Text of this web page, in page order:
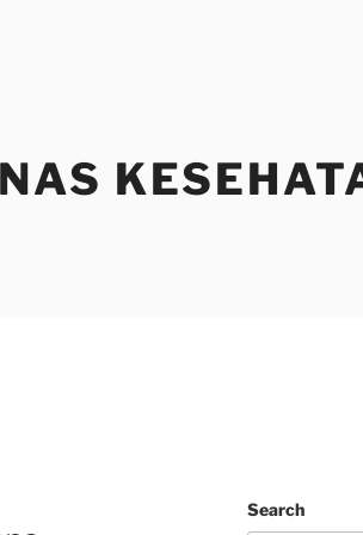
Search